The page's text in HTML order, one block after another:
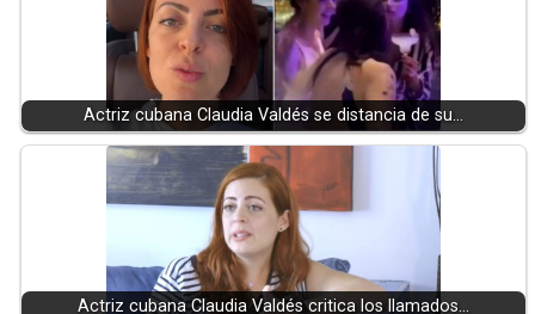
Actriz cubana Claudia Valdés se distancia de su…
Actriz cubana Claudia Valdés critica los llamados…